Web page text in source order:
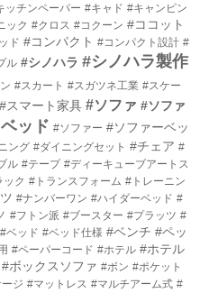
ッチンペーパー #キャド #キャンピン
ック #クロス #コクーン #ココット
ド #コンパクト #コンパクト設計 #
ル #シノハラ #シノハラ製作
#スカート #スガツネ工業 #スケー
#スマート家具 #ソファ #ソファ
ッド #ソファー #ソファーベッ
ング #ダイニングセット #チェア #
ル #テープ #ディーキューブアートス
ック #トランスフォーム #トレーニン
#ナンバーワン #ハイダーベッド #
#フトン派 #ブースター #プラッツ #
#ベッド #ベッド仕様 #ベンチ #ペッ
#ペーパーコード #ホテル #ホテル
#ボックスソファ #ボン #ポケット
ジ #マットレス #マルチアーム式 #